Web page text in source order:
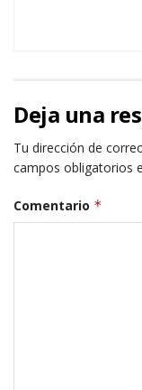
Deja una
Tu dirección de
campos obligatorios
Comentario *